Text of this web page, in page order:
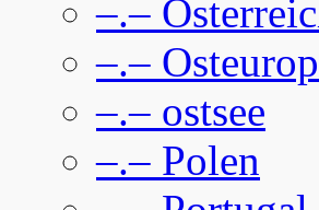
–.–
–.–
–.– ostsee
–.– Polen